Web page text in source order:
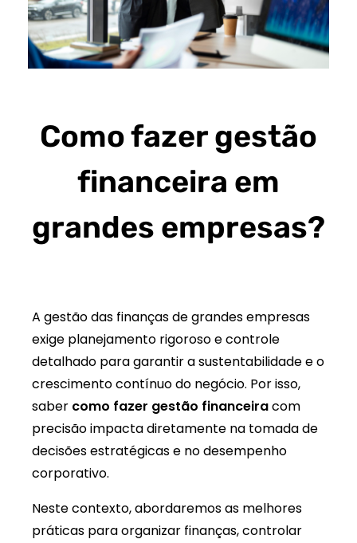
Como fazer gestão
financeira em
grandes empresas?
A gestão das finanças de grandes empresas
exige planejamento rigoroso e controle
detalhado para garantir a sustentabilidade e o
crescimento contínuo do negócio. Por isso,
saber como fazer gestão financeiracom
precisão impacta diretamente na tomada de
decisões estratégicas e no desempenho
corporativo.
Neste contexto, abordaremos as melhores
práticas para organizar finanças, controlar